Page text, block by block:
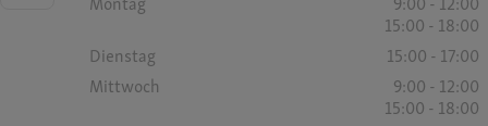
15:00 - 18:00
Dienstag
15:00 - 17:00
Mittwoch
9:00 - 12:00
15:00 - 18:00